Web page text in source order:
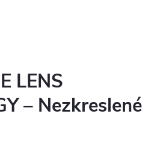
LENS
– Nezkreslené